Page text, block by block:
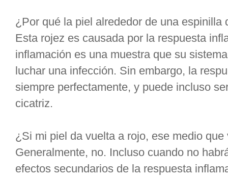
¿Por qué la piel alrededor de una espinilla
Esta rojez es causada por la respuesta
inflamación es una muestra que su
luchar una infección. Sin embargo, la
siempre perfectamente, y puede incluso
cicatriz.
¿Si mi piel da vuelta a rojo, ese medio
Generalmente, no. Incluso cuando no
efectos secundarios de la respuesta